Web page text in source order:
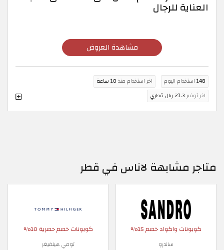
العناية للرجال
مشاهدة العروض
148 استخدام اليوم اخر استخدام منذ 10 ساعة
اخر توفير 21.3 ريال قطري
متاجر مشابهة لاناس في قطر
كوبونات واكواد خصم 15%
ساندرو
كوبونات خصم حصرية 10%
تومي هيلفيغر